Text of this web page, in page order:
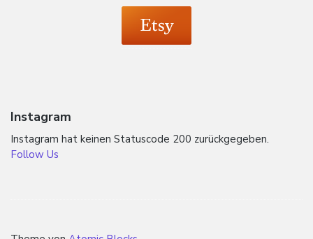
Instagram
Instagram hat keinen Statuscode 200 zurückgegeben.
Follow Us